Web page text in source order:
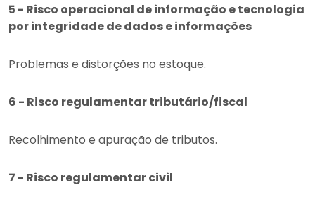
5 - Risco operacional de informação e tecnologia
por integridade de dados e informações
Problemas e distorções no estoque.
6 - Risco regulamentar tributário/fiscal
Recolhimento e apuração de tributos.
7 - Risco regulamentar civil